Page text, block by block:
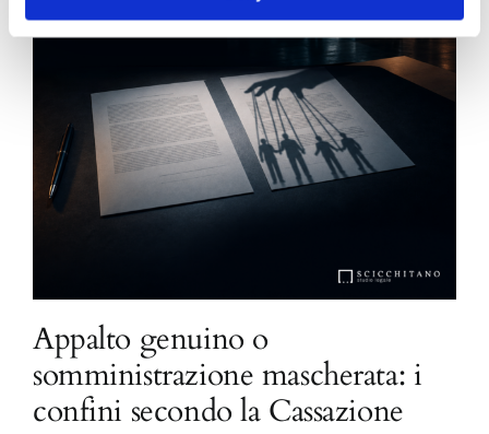
Appalto genuino o
somministrazione mascherata: i
confini secondo la Cassazione